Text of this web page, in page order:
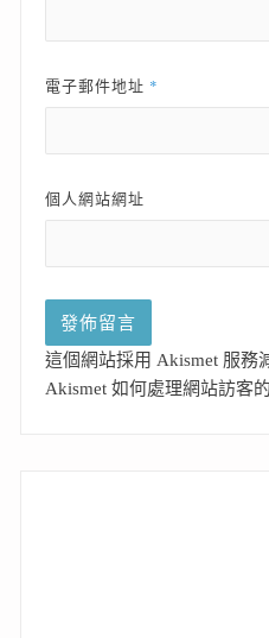
電子郵件地址 *
個人網站網址
這個網站採用 Akismet 服務
Akismet 如何處理網站訪客